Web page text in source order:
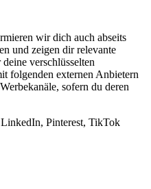
wir dich auch abseits
und zeigen dir relevante
verschlüsselten
folgenden externen Anbietern
sofern du deren
Pinterest, TikTok